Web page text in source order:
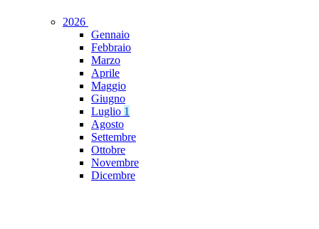
2026
Gennaio
Febbraio
Marzo
Aprile
Maggio
Giugno
Luglio 1
Agosto
Settembre
Ottobre
Novembre
Dicembre